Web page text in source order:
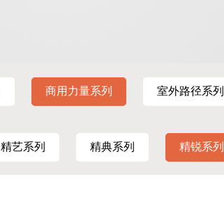
商用力量系列 室外路径系列
精艺系列 精典系列 精锐系列